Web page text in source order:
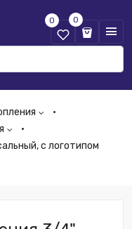
0 0
с логотипом